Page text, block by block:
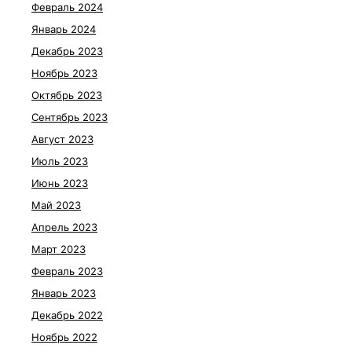
Февраль 2024
Январь 2024
Декабрь 2023
Ноябрь 2023
Октябрь 2023
Сентябрь 2023
Август 2023
Июль 2023
Июнь 2023
Май 2023
Апрель 2023
Март 2023
Февраль 2023
Январь 2023
Декабрь 2022
Ноябрь 2022